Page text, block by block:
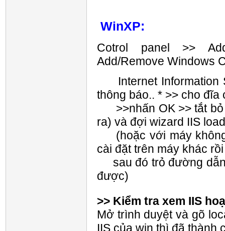
WinXP:
Cotrol panel >>
Add/Remove Windows
Internet Information
thông báo.. * >> cho
>>nhấn OK >> tắt bỏ
ra) và đợi wizard IIS
(hoặc với máy
cài đặt trên máy khác
sau đó trỏ đường dẫn
được)
>> Kiểm tra xem IIS
Mở trình duyệt và gõ
IIS của win thì đã thành